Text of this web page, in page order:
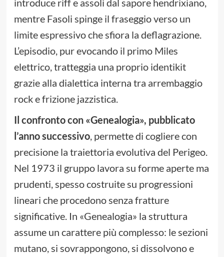
mentre Fasoli spinge il fraseggio verso un
limite espressivo che sfiora la deflagrazione.
L’episodio, pur evocando il primo Miles
elettrico, tratteggia una proprio identikit
grazie alla dialettica interna tra arrembaggio
rock e frizione jazzistica.
Il confronto con «Genealogia», pubblicato
l’anno successivo, permette di cogliere con
precisione la traiettoria evolutiva del Perigeo.
Nel 1973 il gruppo lavora su forme aperte ma
prudenti, spesso costruite su progressioni
lineari che procedono senza fratture
significative. In «Genealogia» la struttura
assume un carattere più complesso: le sezioni
mutano, si sovrappongono, si dissolvono e